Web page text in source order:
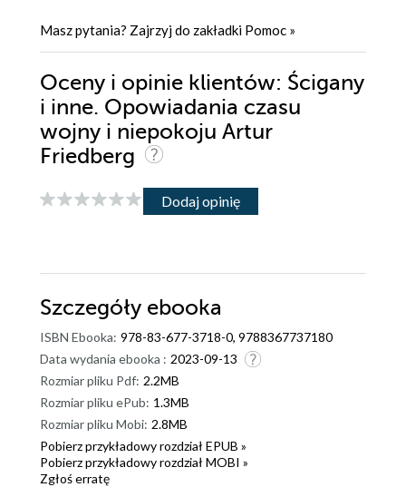
Masz pytania? Zajrzyj do zakładki Pomoc »
Oceny i opinie klientów: Ścigany
i inne. Opowiadania czasu
wojny i niepokoju Artur
Friedberg
Dodaj opinię
Szczegóły ebooka
ISBN Ebooka: 978-83-677-3718-0, 9788367737180
Data wydania ebooka : 2023-09-13
Rozmiar pliku Pdf: 2.2MB
Rozmiar pliku ePub: 1.3MB
Rozmiar pliku Mobi: 2.8MB
Pobierz przykładowy rozdział EPUB »
Pobierz przykładowy rozdział MOBI »
Zgłoś erratę